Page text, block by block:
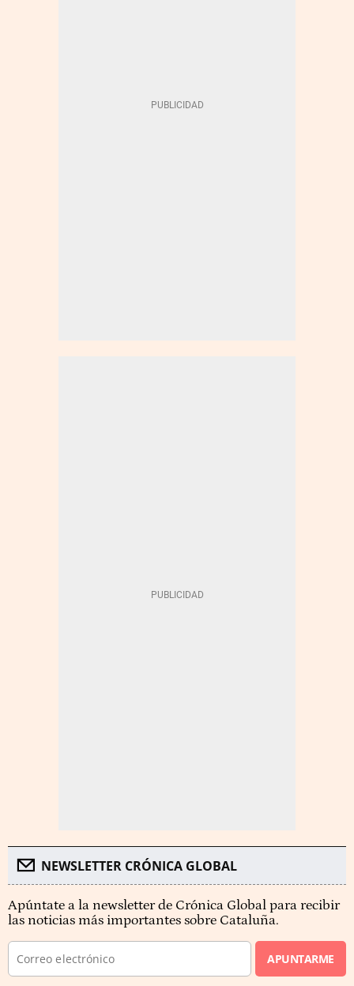
NEWSLETTER CRÓNICA GLOBAL
Apúntate a la newsletter de Crónica Global para recibir
las noticias más importantes sobre Cataluña.
APUNTARME